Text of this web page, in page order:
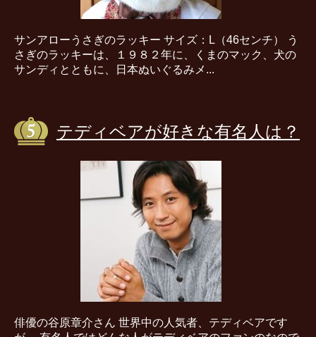
サンアローうさぎのラッキー サイズ：L（46センチ） う
さぎのラッキーは、１９８２年に、くまのマック、犬の
サンディとともに、日本ぬいぐるみメ...
テディベアが好きな有名人は？
俳優の谷原章介さん 世界中の人気者、テディベアです